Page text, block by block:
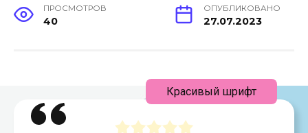
ПРОСМОТРОВ
40
ОПУБЛИКОВАНО
27.07.2023
Красивый шрифт